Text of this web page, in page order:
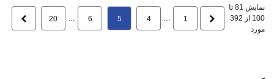
نمایش 81 تا
100 از 392
مورد
1
…
4
5
6
…
20